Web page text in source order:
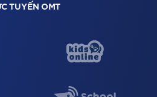
TUYẾN OMT